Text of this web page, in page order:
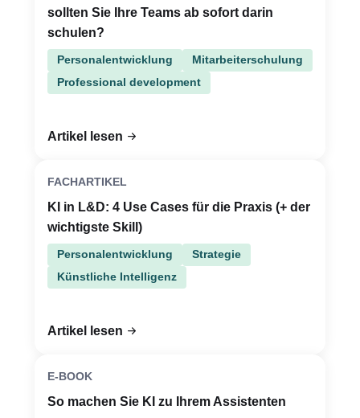
sollten Sie Ihre Teams ab sofort darin
schulen?
Personalentwicklung
Mitarbeiterschulung
Professional development
Artikel lesen
FACHARTIKEL
KI in L&D: 4 Use Cases für die Praxis (+ der
wichtigste Skill)
Personalentwicklung
Strategie
Künstliche Intelligenz
Artikel lesen
E-BOOK
So machen Sie KI zu Ihrem Assistenten